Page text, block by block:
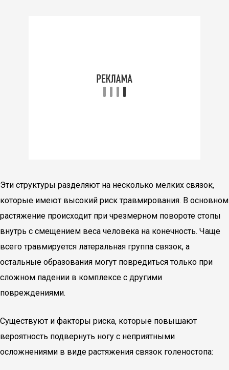
Эти структуры разделяют на несколько мелких связок,
которые имеют высокий риск травмирования. В основном
растяжение происходит при чрезмерном повороте стопы
внутрь с смещением веса человека на конечность. Чаще
всего травмируется латеральная группа связок, а
остальные образования могут повредиться только при
сложном падении в комплексе с другими
повреждениями.
Существуют и факторы риска, которые повышают
вероятность подвернуть ногу с неприятными
осложнениями в виде растяжения связок голеностопа: